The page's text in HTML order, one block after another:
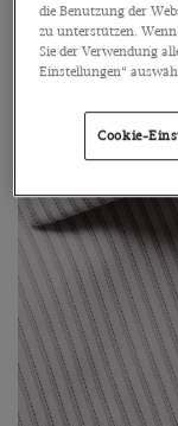
die Benutzung der
zu unterstützen.
Sie der Verwendung
Einstellungen“
Cookie-